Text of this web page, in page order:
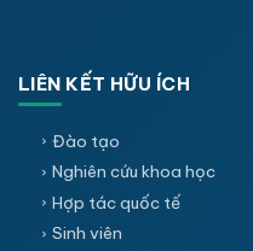
LIÊN KẾT HỮU ÍCH
Đào tạo
Nghiên cứu khoa học
Hợp tác quốc tế
Sinh viên